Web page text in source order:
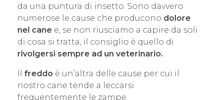
da una puntura di insetto. Sono davvero
numerose le cause che producono dolore
nel cane e, se non riusciamo a capire da soli
di cosa si tratta, il consiglio è quello di
rivolgersi sempre ad un veterinario.
freddo è un’altra delle cause per cui il
nostro cane tende a leccarsi
frequentemente le zampe.